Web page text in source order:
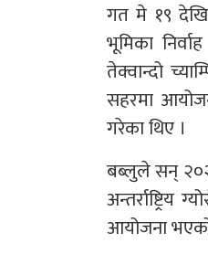
गत मे १९ देखि
भूमिका
तेक्वान्दो
सहरमा
गरेका थिए ।
बब्लुले सन्
आयोजना भएको